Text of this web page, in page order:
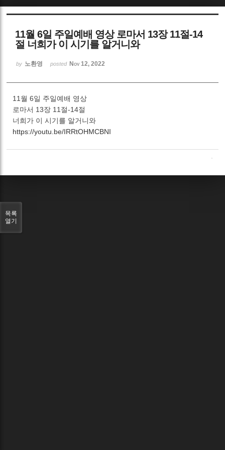
11월 6일 주일예배 영상 로마서 13장 11절-14
절 너희가 이 시기를 알거니와
by 노환영 posted Nov 12, 2022
11월 6일 주일예배 영상
로마서 13장 11절-14절
너희가 이 시기를 알거니와
https://youtu.be/IRRtOHMCBNI
목록
열기
Sketchbook5, 스케치북5
Sketchbook5, 스케치북5